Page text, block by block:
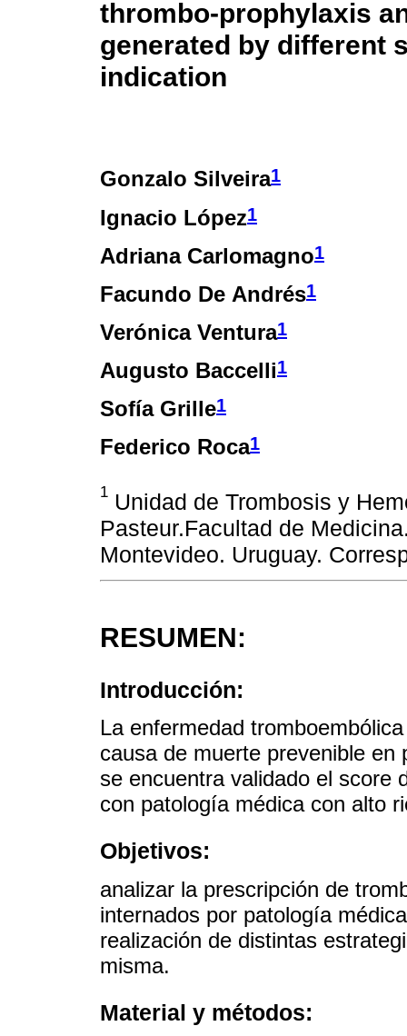
thrombo-prophylaxis
generated by different
indication
Gonzalo Silveira1
Ignacio López1
Adriana Carlomagno1
Facundo De Andrés1
Verónica Ventura1
Augusto Baccelli1
Sofía Grille1
Federico Roca1
1 Unidad de Trombosis y
Pasteur.Facultad de
Montevideo. Uruguay.
RESUMEN:
Introducción:
La enfermedad
causa de muerte prevenible en
se encuentra validado el score
con patología médica con alto
Objetivos:
analizar la prescripción de
internados por patología
realización de distintas
misma.
Material y métodos: